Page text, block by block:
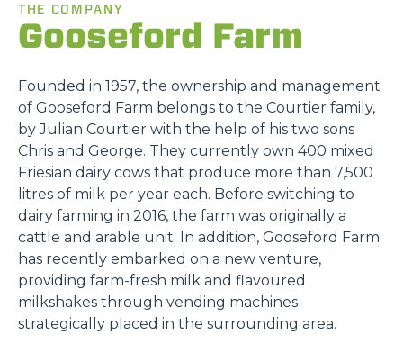
THE COMPANY
Gooseford Farm
Founded in 1957, the ownership and management
of Gooseford Farm belongs to the Courtier family,
by Julian Courtier with the help of his two sons
Chris and George. They currently own 400 mixed
Friesian dairy cows that produce more than 7,500
litres of milk per year each. Before switching to
dairy farming in 2016, the farm was originally a
cattle and arable unit. In addition, Gooseford Farm
has recently embarked on a new venture,
providing farm-fresh milk and flavoured
milkshakes through vending machines
strategically placed in the surrounding area.